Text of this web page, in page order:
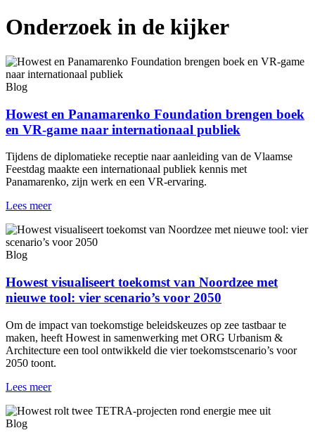
Onderzoek in de kijker
Blog
Howest en Panamarenko Foundation brengen boek
en VR-game naar internationaal publiek
Tijdens de diplomatieke receptie naar aanleiding van de Vlaamse
Feestdag maakte een internationaal publiek kennis met
Panamarenko, zijn werk en een VR-ervaring.
Lees meer
Blog
Howest visualiseert toekomst van Noordzee met
nieuwe tool: vier scenario’s voor 2050
Om de impact van toekomstige beleidskeuzes op zee tastbaar te
maken, heeft Howest in samenwerking met ORG Urbanism &
Architecture een tool ontwikkeld die vier toekomstscenario’s voor
2050 toont.
Lees meer
Blog